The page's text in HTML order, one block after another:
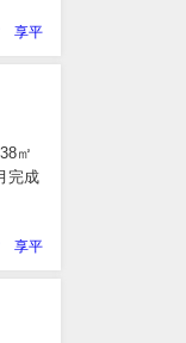
享平
㎡
完成
享平